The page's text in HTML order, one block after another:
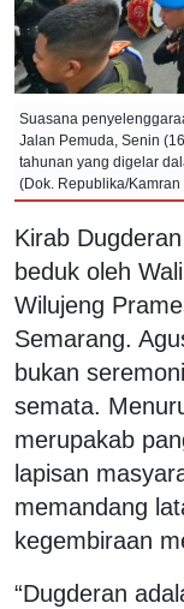
Suasana
Jalan Pemuda, Senin
tahunan yang digelar
(Dok. Republika/Kamran
Kirab
beduk oleh
Wilujeng
Semarang.
bukan
semata.
merupakab
lapisan
memandang
kegembiraan
“Dugderan